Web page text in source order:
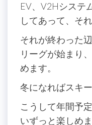
EV、V2Hシステ
してあって、そ
それが終わった
リーグが始まり
めます。
冬になればスキ
こうして年間予
いずっと楽しめま